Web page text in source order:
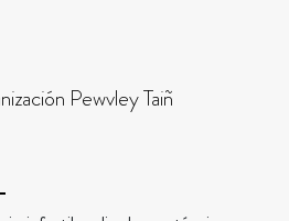
Pewvley Taiñ